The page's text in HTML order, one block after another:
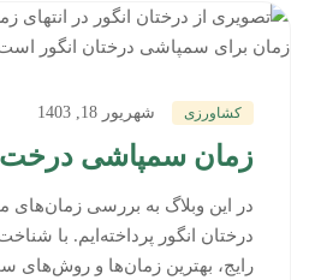
کشاورزی شهریور 18, 1403
زمان سمپاشی درخت
در این وبلاگ به بررسی
درختان انگور پرداخته‌ایم. با
رایج، بهترین زمان‌ها و روش‌های